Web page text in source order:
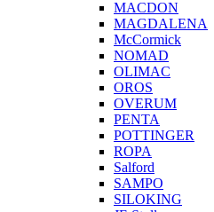
MACDON
MAGDALENA
McCormick
NOMAD
OLIMAC
OROS
OVERUM
PENTA
POTTINGER
ROPA
Salford
SAMPO
SILOKING